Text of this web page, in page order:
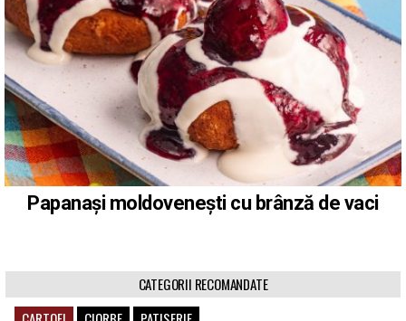
Papanași moldovenești cu brânză de vaci
CATEGORII RECOMANDATE